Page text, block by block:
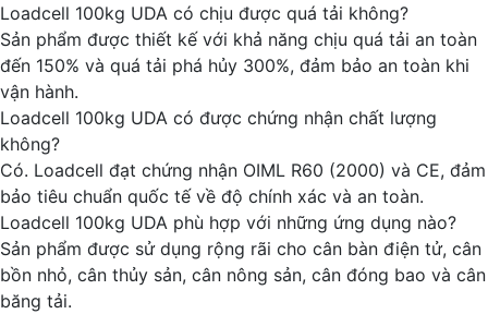
Loadcell 100kg UDA có chịu được quá tải không?
Sản phẩm được thiết kế với khả năng chịu quá tải an toàn
đến 150% và quá tải phá hủy 300%, đảm bảo an toàn khi
vận hành.
Loadcell 100kg UDA có được chứng nhận chất lượng
không?
Có. Loadcell đạt chứng nhận OIML R60 (2000) và CE, đảm
bảo tiêu chuẩn quốc tế về độ chính xác và an toàn.
Loadcell 100kg UDA phù hợp với những ứng dụng nào?
Sản phẩm được sử dụng rộng rãi cho cân bàn điện tử, cân
bồn nhỏ, cân thủy sản, cân nông sản, cân đóng bao và cân
băng tải.